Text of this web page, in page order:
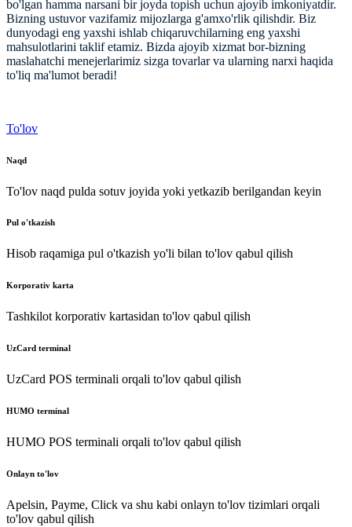
bo'lgan hamma narsani bir joyda topish uchun ajoyib imkoniyatdir.
Bizning ustuvor vazifamiz mijozlarga g'amxo'rlik qilishdir. Biz
dunyodagi eng yaxshi ishlab chiqaruvchilarning eng yaxshi
mahsulotlarini taklif etamiz. Bizda ajoyib xizmat bor-bizning
maslahatchi menejerlarimiz sizga tovarlar va ularning narxi haqida
to'liq ma'lumot beradi!
To'lov
Naqd
To'lov naqd pulda sotuv joyida yoki yetkazib berilgandan keyin
Pul o'tkazish
Hisob raqamiga pul o'tkazish yo'li bilan to'lov qabul qilish
Korporativ karta
Tashkilot korporativ kartasidan to'lov qabul qilish
UzCard terminal
UzCard POS terminali orqali to'lov qabul qilish
HUMO terminal
HUMO POS terminali orqali to'lov qabul qilish
Onlayn to'lov
Apelsin, Payme, Click va shu kabi onlayn to'lov tizimlari orqali
to'lov qabul qilish